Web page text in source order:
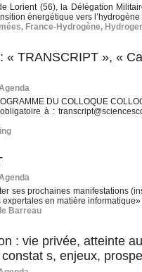
Lorient (56), la Délégation
énergétique vers
, France-Hydrogène,
« TRANSCRIPT », «
DU COLLOQUE
à :
ses prochaines
en matière
Barreau
: vie privée, atteinte
s, enjeux,